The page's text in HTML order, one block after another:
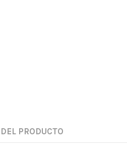
PRODUCTO